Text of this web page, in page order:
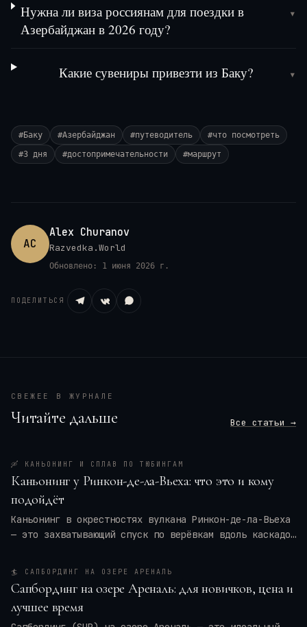
Нужна ли виза россиянам для поездки в
Азербайджан в 2026 году?
▾
Какие сувениры привезти из Баку? ▾
#Баку #Азербайджан #путеводитель #что посмотреть
#3 дня #достопримечательности #маршрут
AC
Alex Churanov
Razvedka.World
Обновлено: 1 июня 2026 г.
ПОДЕЛИТЬСЯ
СВЕЖЕЕ В ЖУРНАЛЕ
Читайте дальше Все статьи →
🛶 КАНЬОНИНГ И СПЛАВ ПО ТЮБИНГАМ
Каньонинг у Ринкон-де-ла-Вьеха: что это и кому
подойдёт
Каньонинг в окрестностях вулкана Ринкон-де-ла-Вьеха
— это захватывающий спуск по верёвкам вдоль каскадов
новичков или только для профи? Мы разберём программу
тура, требования к физической форме, оптимальные
месяцы и актуальные цены на 2026 год. Вы также
🏄 САПБОРДИНГ НА ОЗЕРЕ АРЕНАЛЬ
Сапбординг на озере Ареналь: для новичков, цена и
лучшее время